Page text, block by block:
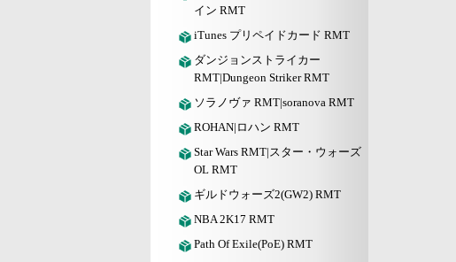
イン RMT
iTunes プリペイドカード RMT
ダンジョンストライカー
RMT|Dungeon Striker RMT
ソラノヴァ RMT|soranova RMT
ROHAN|ロハン RMT
Star Wars RMT|スター・ウォーズ
OL RMT
ギルドウォーズ2(GW2) RMT
NBA 2K17 RMT
Path Of Exile(PoE) RMT